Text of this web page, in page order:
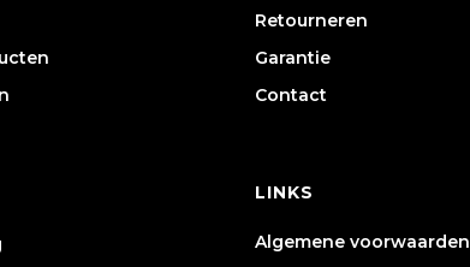
Retourneren
Garantie
Contact
LINKS
Algemene voorwaarden